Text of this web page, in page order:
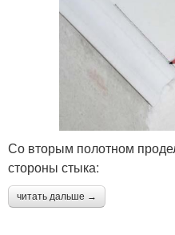
Со вторым полотном
стороны стыка:
читать дальше →